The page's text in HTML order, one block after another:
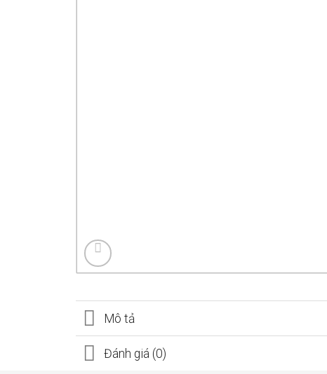
Mô tả
Đánh giá (0)